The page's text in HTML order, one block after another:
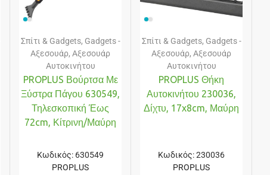
Σπίτι & Gadgets, Gadgets -
Αξεσουάρ,Αξεσουάρ
Αυτοκινήτου
PROPLUS Βούρτσα Με
Ξύστρα Πάγου 630549,
Τηλεσκοπική Έως
72cm, Κίτρινη/μαύρη
Κωδικός: 630549
PROPLUS
Σπίτι & Gadgets, Gadgets -
Αξεσουάρ,Αξεσουάρ
Αυτοκινήτου
PROPLUS Θήκη
Αυτοκινήτου 230036,
Δίχτυ, 17x8cm, Μαύρη
Κωδικός:230036
PROPLUS